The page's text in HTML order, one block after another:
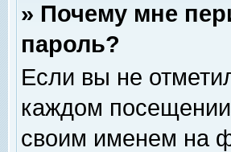
» Почему мне
пароль?
Если вы не
каждом
своим именем на